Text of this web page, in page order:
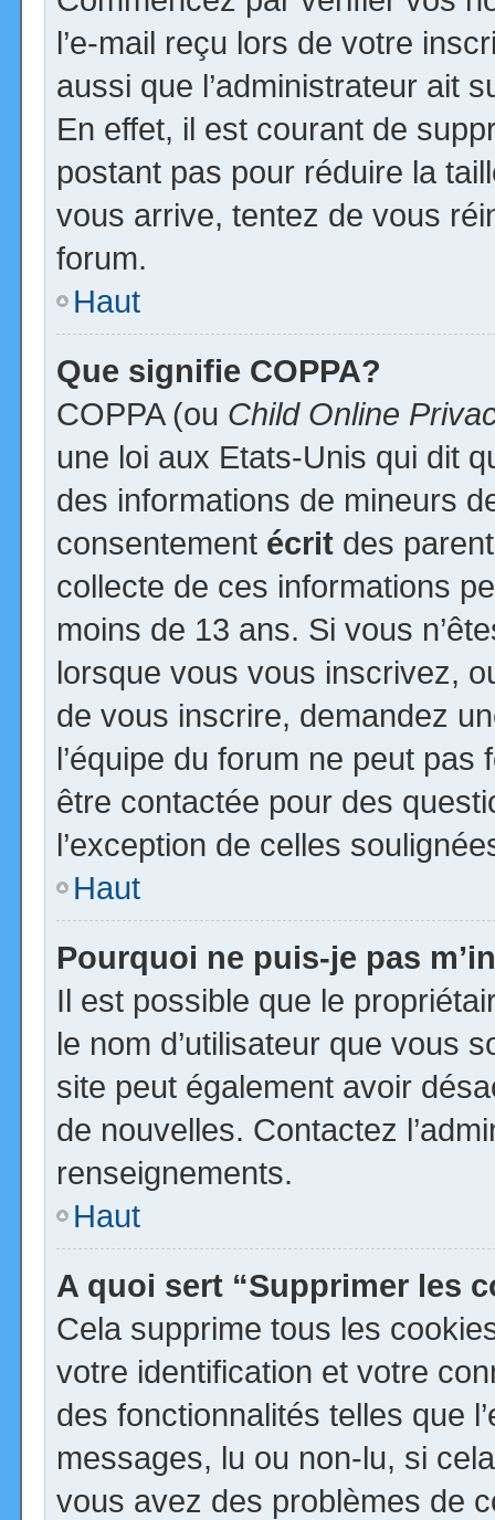
l’e-mail reçu lors de votre
aussi que l’administrateur ait
En effet, il est courant de
postant pas pour réduire la
vous arrive, tentez de vous
forum.
Haut
Que signifie COPPA?
COPPA (ou Child Online
une loi aux Etats-Unis qui dit
des informations de mineurs
consentement écrit des
collecte de ces informations
moins de 13 ans. Si vous
lorsque vous vous inscrivez,
de vous inscrire, demandez
l’équipe du forum ne peut
être contactée pour des
l’exception de celles
Haut
Pourquoi ne puis-je pas
Il est possible que le
le nom d’utilisateur que vous
site peut également avoir
de nouvelles. Contactez
renseignements.
Haut
A quoi sert “Supprimer les
Cela supprime tous les
votre identification et votre
des fonctionnalités telles que
messages, lu ou non-lu, si
vous avez des problèmes de